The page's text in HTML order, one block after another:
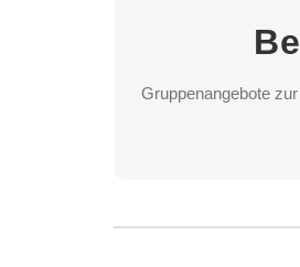
Gruppenangebote
Gruppenangebote